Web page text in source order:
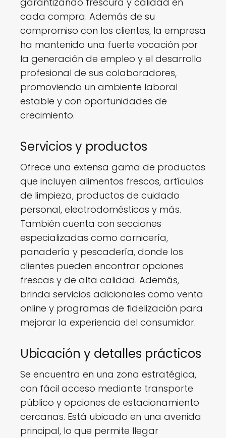
cada compra. Además de su
compromiso con los clientes, la empresa
ha mantenido una fuerte vocación por
la generación de empleo y el desarrollo
profesional de sus colaboradores,
promoviendo un ambiente laboral
estable y con oportunidades de
crecimiento.
Servicios y productos
Ofrece una extensa gama de productos
que incluyen alimentos frescos, artículos
de limpieza, productos de cuidado
personal, electrodomésticos y más.
También cuenta con secciones
especializadas como carnicería,
panadería y pescadería, donde los
clientes pueden encontrar opciones
frescas y de alta calidad. Además,
brinda servicios adicionales como venta
online y programas de fidelización para
mejorar la experiencia del consumidor.
Ubicación y detalles prácticos
Se encuentra en una zona estratégica,
con fácil acceso mediante transporte
público y opciones de estacionamiento
cercanas. Está ubicado en una avenida
principal, lo que permite llegar